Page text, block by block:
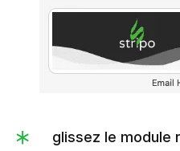
glissez le module